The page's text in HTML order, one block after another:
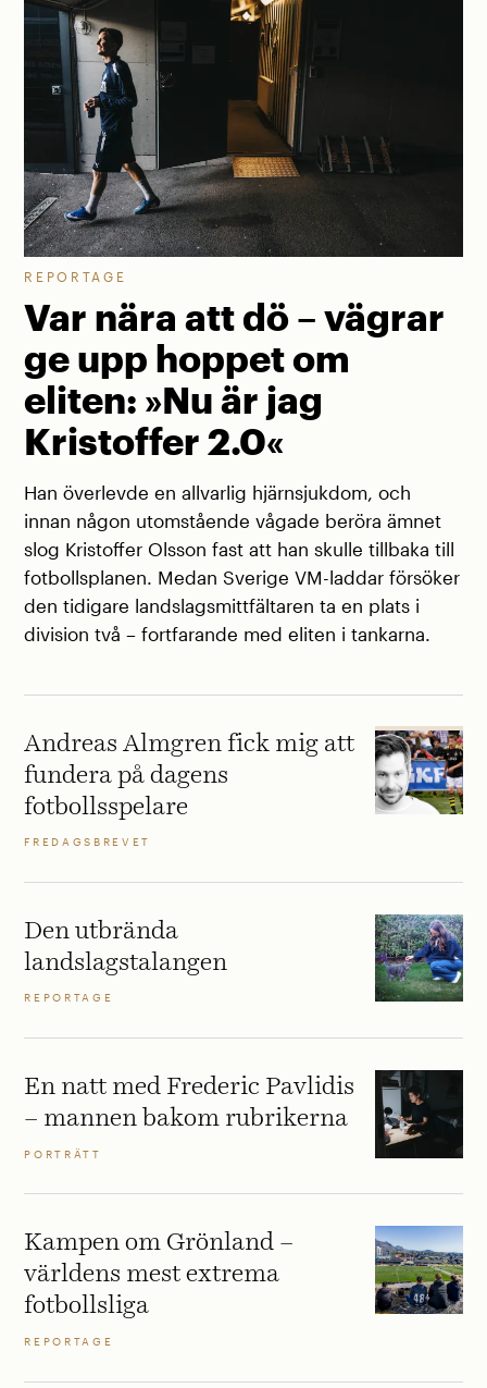
REPORTAGE
Var nära att dö – vägrar
ge upp hoppet om
eliten: »Nu är jag
Kristoffer 2.0«
Han överlevde en allvarlig hjärnsjukdom, och
innan någon utomstående vågade beröra ämnet
slog Kristoffer Olsson fast att han skulle tillbaka till
fotbollsplanen. Medan Sverige VM-laddar försöker
den tidigare landslagsmittfältaren ta en plats i
division två – fortfarande med eliten i tankarna.
Andreas Almgren fick mig att
fundera på dagens
fotbollsspelare
FREDAGSBREVET
Den utbrända
landslagstalangen
REPORTAGE
En natt med Frederic Pavlidis
– mannen bakom rubrikerna
PORTRÄTT
Kampen om Grönland –
världens mest extrema
fotbollsliga
REPORTAGE